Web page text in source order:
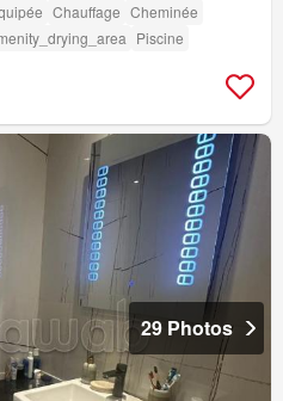
Chauffage Cheminée
Piscine
29 Photos